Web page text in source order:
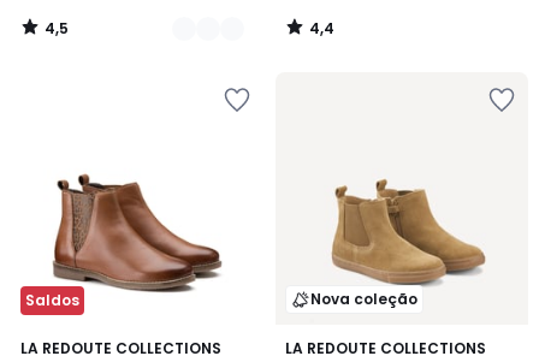
32.99
€
desconto
aplicado.
4,5
/
4,4
/
Saldos
LA REDOUTE COLLECTIONS
4,4
Nova coleção
LA REDOUTE COLLECTIONS